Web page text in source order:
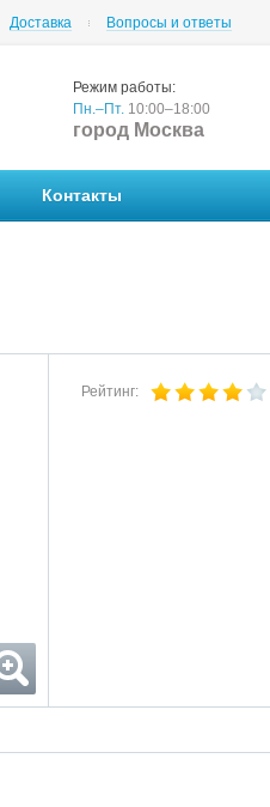
Доставка Вопросы и ответы
Режим работы:
Пн.–Пт. 10:00–18:00
город Москва
Контакты
Рейтинг: